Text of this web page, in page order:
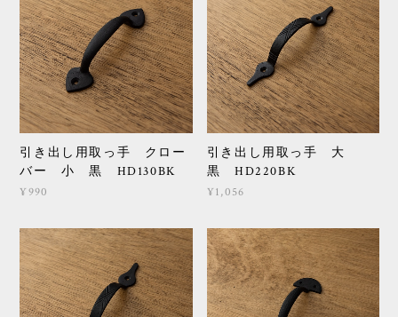
引き出し用取っ手 クロー
バー 小 黒 HD130BK
¥990
引き出し用取っ手 大
黒 HD220BK
¥1,056